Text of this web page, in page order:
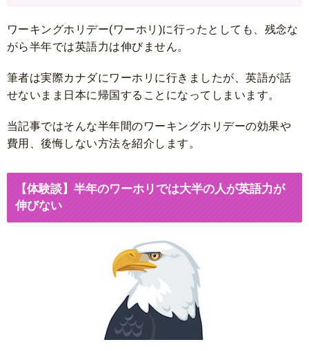
ワーキングホリデー(ワーホリ)に行ったとしても、残念な
がら半年では英語力は伸びません。
筆者は実際カナダにワーホリに行きましたが、英語が話
せないまま日本に帰国することになってしまいます。
当記事ではそんな半年間のワーキングホリデーの効果や
費用、後悔しない方法を紹介します。
【体験談】半年のワーホリでは大半の人が英語力が
伸びない